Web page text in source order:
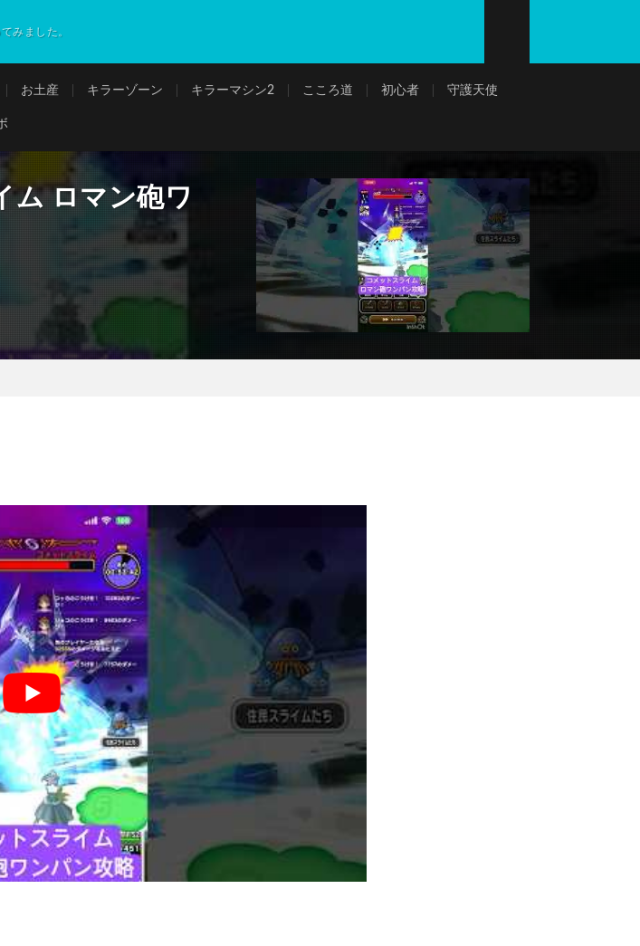
みました。
お土産 キラーゾーン キラーマシン2 こころ道 初心者 守護天使
ム ロマン砲ワ